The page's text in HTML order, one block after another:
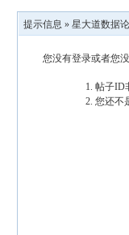
提示信息 » 星大道数据
您没有登录或者您
帖子ID
您还不